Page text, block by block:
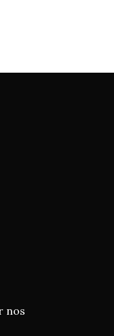
nos